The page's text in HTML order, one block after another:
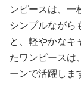
ンピースは、一
シンプルながら
と、軽やかなキ
たワンピースは
ーンで活躍しま